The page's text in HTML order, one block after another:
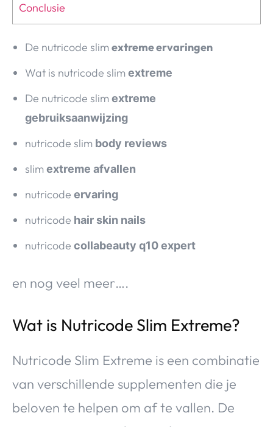
Conclusie
De nutricode slimextreme ervaringen
Wat is nutricode slimextreme
De nutricode slimextreme
gebruiksaanwijzing
nutricode slim body reviews
slimextreme afvallen
nutricode ervaring
nutricode hair skin nails
nutricode collabeauty q10 expert
en nog veel meer….
Wat is Nutricode Slim Extreme?
Nutricode Slim Extreme is een combinatie
van verschillende supplementen die je
beloven te helpen om af te vallen. De